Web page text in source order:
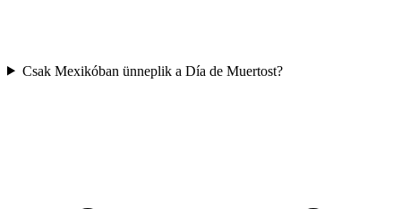
Csak Mexikóban ünneplik a Día de Muertost?